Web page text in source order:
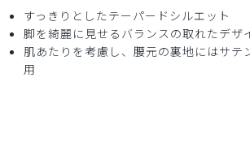
すっきりとしたテーパードシルエット
脚を綺麗に見せるバランスの取れたデザ
肌あたりを考慮し、腰元の裏地にはサテ
用